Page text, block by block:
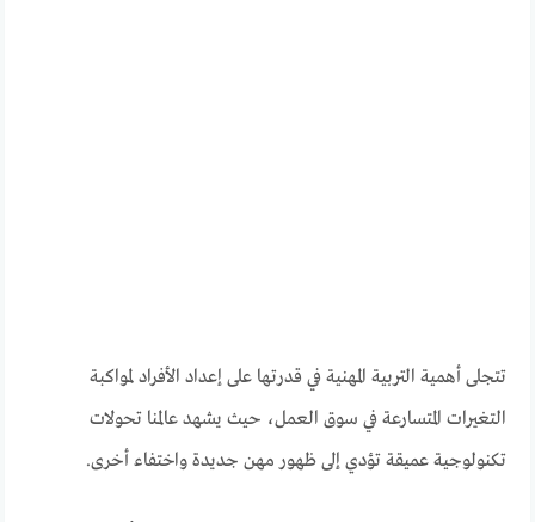
تتجلى أهمية التربية المهنية في قدرتها على إعداد الأفراد لمواكبة
التغيرات المتسارعة في سوق العمل، حيث يشهد عالمنا تحولات
تكنولوجية عميقة تؤدي إلى ظهور مهن جديدة واختفاء أخرى.